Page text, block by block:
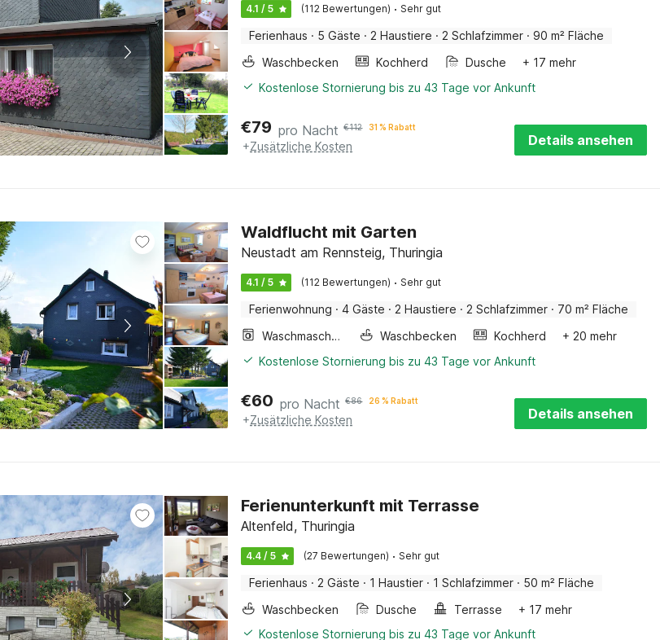
4.1 / 5 (112 Bewertungen) · Sehr gut
Ferienhaus · 5 Gäste · 2 Haustiere · 2 Schlafzimmer · 90 m² Fläche
Waschbecken
Kochherd Dusche
+ 17 mehr
Kostenlose Stornierung bis zu 43 Tage vor Ankunft
€79 pro Nacht €112 31 % Rabatt
+Zusätzliche Kosten Details ansehen
Waldflucht mit Garten
Neustadt am Rennsteig, Thuringia
4.1 / 5 (112 Bewertungen) · Sehr gut
Ferienwohnung · 4 Gäste · 2 Haustiere · 2 Schlafzimmer · 70 m² Fläche
Waschmaschine
Waschbecken Kochherd
+ 20 mehr
Kostenlose Stornierung bis zu 43 Tage vor Ankunft
€60 pro Nacht €86 26 % Rabatt
+Zusätzliche Kosten Details ansehen
Ferienunterkunft mit Terrasse
Altenfeld, Thuringia
4.4 / 5 (27 Bewertungen) · Sehr gut
Ferienhaus · 2 Gäste · 1 Haustier · 1 Schlafzimmer · 50 m² Fläche
Waschbecken
Dusche Terrasse
+ 17 mehr
Kostenlose Stornierung bis zu 43 Tage vor Ankunft